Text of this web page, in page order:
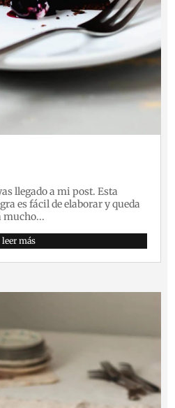
llegado a mi post. Esta
es fácil de elaborar y queda
mucho...
leer más